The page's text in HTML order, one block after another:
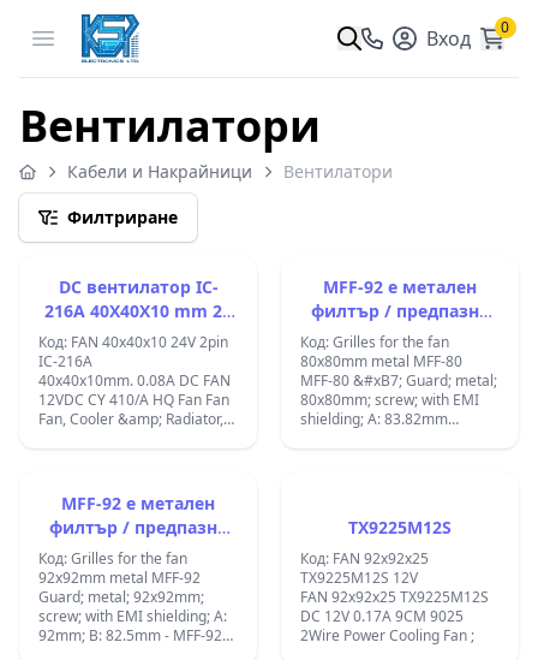
Open menu Вход 0
Вентилатори
Кабели и Накрайници
Вентилатори
Филтриране
DC вентилатор IC-
216A 40X40X10 mm 24
Volt
Код: FAN 40x40x10 24V 2pin
IC-216A
40x40x10mm. 0.08A DC FAN
12VDC CY 410/A HQ Fan Fan
Fan, Cooler &amp; Radiator,
MFF-92 е метален
филтър / предпазна
решетка с размери 80
× 80 mm
Код: Grilles for the fan
80x80mm metal MFF-80
MFF-80 &#xB7; Guard; metal;
80x80mm; screw; with EMI
shielding; A: 83.82mm
&#x431;&#x43E;&#x43B;&#x442;;
&#x441;
EMI; A: 83,82mm;
MFF-92 е метален
филтър / предпазна
решетка с размери 92
× 92 mm
Код: Grilles for the fan
92x92mm metal MFF-92
Guard; metal; 92x92mm;
screw; with EMI shielding; A:
92mm; B: 82.5mm - MFF-92
TX9225M12S
Код: FAN 92x92x25
TX9225M12S 12V
FAN 92x92x25 TX9225M12S
DC 12V 0.17A 9CM 9025
2Wire Power Cooling Fan ;